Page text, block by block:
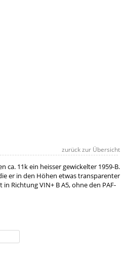
zurück zur Übersicht
ca. 11k ein heisser gewickelter 1959-B.
er in den Höhen etwas transparenter
Richtung VIN+ B A5, ohne den PAF-